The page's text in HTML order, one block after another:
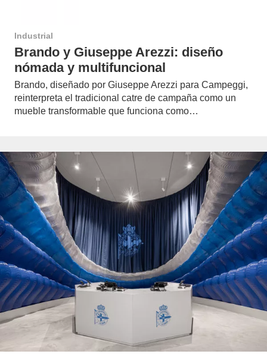
Industrial
Brando y Giuseppe Arezzi: diseño
nómada y multifuncional
Brando, diseñado por Giuseppe Arezzi para Campeggi,
reinterpreta el tradicional catre de campaña como un
mueble transformable que funciona como…